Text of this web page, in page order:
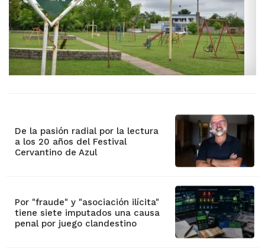
De la pasión radial por la lectura
a los 20 años del Festival
Cervantino de Azul
Por "fraude" y "asociación ilícita"
tiene siete imputados una causa
penal por juego clandestino